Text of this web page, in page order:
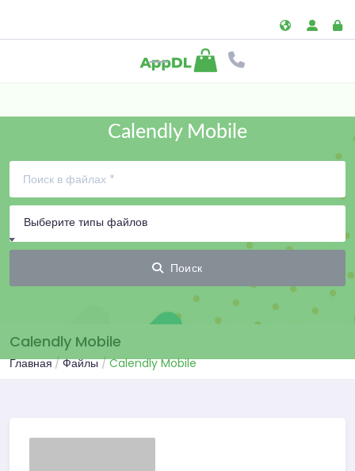
Calendly Mobile
Выберите типы файлов
Поиск
Calendly Mobile
Главная Файлы Calendly Mobile